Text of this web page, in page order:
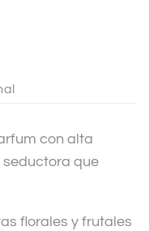
con alta
que
florales y frutales